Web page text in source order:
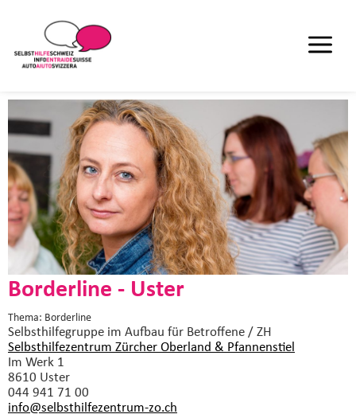
Borderline - Uster
Thema: Borderline
Selbsthilfegruppe im Aufbau für Betroffene / ZH
Selbsthilfezentrum Zürcher Oberland & Pfannenstiel
Im Werk 1
8610 Uster
044 941 71 00
info@selbsthilfezentrum-zo.ch